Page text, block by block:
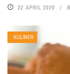
22 APRIL 2020
KULINER